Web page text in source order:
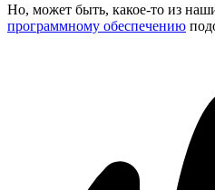
Но, может быть, какое-то из
программному обеспечению